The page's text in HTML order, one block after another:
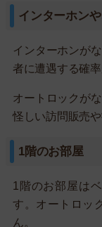
インターホン
インターホンが
者に遭遇する確率
オートロックが
怪しい訪問販売
1階のお部屋
1階のお部屋は
す。オートロッ
ん。